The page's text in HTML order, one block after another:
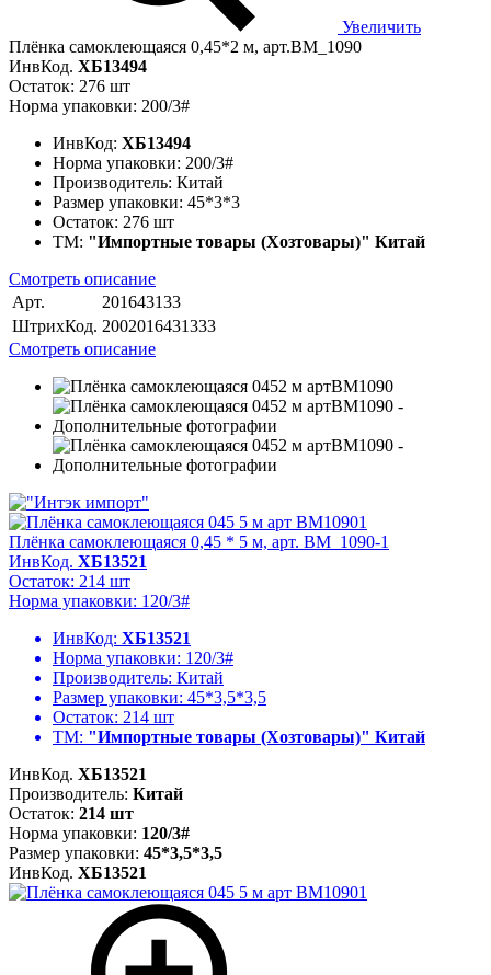
Увеличить
Плёнка самоклеющаяся 0,45*2 м, арт.BM_1090
ИнвКод. ХБ13494
Остаток: 276 шт
Норма упаковки: 200/3#
ИнвКод: ХБ13494
Норма упаковки: 200/3#
Производитель: Китай
Размер упаковки: 45*3*3
Остаток: 276 шт
ТМ: "Импортные товары (Хозтовары)" Китай
Смотреть описание
Арт.
201643133
ШтрихКод. 2002016431333
Смотреть описание
Плёнка самоклеющаяся 0,45 * 5 м, арт. BM_1090-1
ИнвКод. ХБ13521
Остаток: 214 шт
Норма упаковки: 120/3#
ИнвКод: ХБ13521
Норма упаковки: 120/3#
Производитель: Китай
Размер упаковки: 45*3,5*3,5
Остаток: 214 шт
ТМ: "Импортные товары (Хозтовары)" Китай
ИнвКод. ХБ13521
Производитель: Китай
Остаток: 214 шт
Норма упаковки: 120/3#
Размер упаковки: 45*3,5*3,5
ИнвКод. ХБ13521